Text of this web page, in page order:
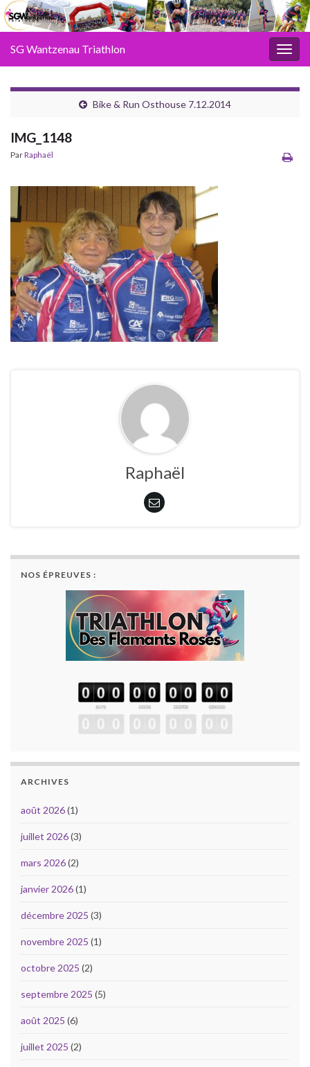
SG Wantzenau Triathlon
Bike & Run Osthouse 7.12.2014
IMG_1148
ParRaphaël
Raphaël
NOS ÉPREUVES :
ARCHIVES
août 2026(1)
juillet 2026(3)
mars 2026(2)
janvier 2026(1)
décembre 2025 (3)
novembre 2025 (1)
octobre 2025 (2)
septembre 2025 (5)
août 2025 (6)
juillet 2025 (2)